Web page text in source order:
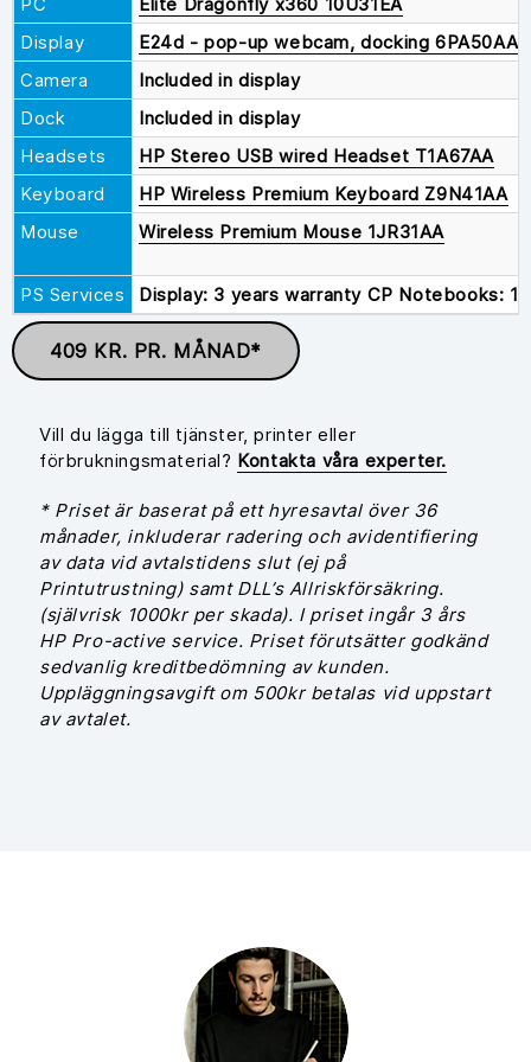
PC
Elite Dragonfly x360 10U31EA
Display
E24d - pop-up webcam, docking 6PA50AA
Camera
Included in display
Dock
Included in display
Headsets
HP Stereo USB wired Headset T1A67AA
Keyboard
HP Wireless Premium Keyboard Z9N41AA
Mouse
Wireless Premium Mouse 1JR31AA
PS Services Display: 3 years warranty CP Notebooks:
409 KR. PR. MÅNAD*
Vill du lägga till tjänster, printer eller
förbrukningsmaterial? Kontakta våra experter.
* Priset är baserat på ett hyresavtal över 36
månader, inkluderar radering och avidentifiering
av data vid avtalstidens slut (ej på
Printutrustning) samt DLL’s Allriskförsäkring.
(självrisk 1000kr per skada). I priset ingår 3 års
HP Pro-active service. Priset förutsätter godkänd
sedvanlig kreditbedömning av kunden.
Uppläggningsavgift om 500kr betalas vid uppstart
av avtalet.